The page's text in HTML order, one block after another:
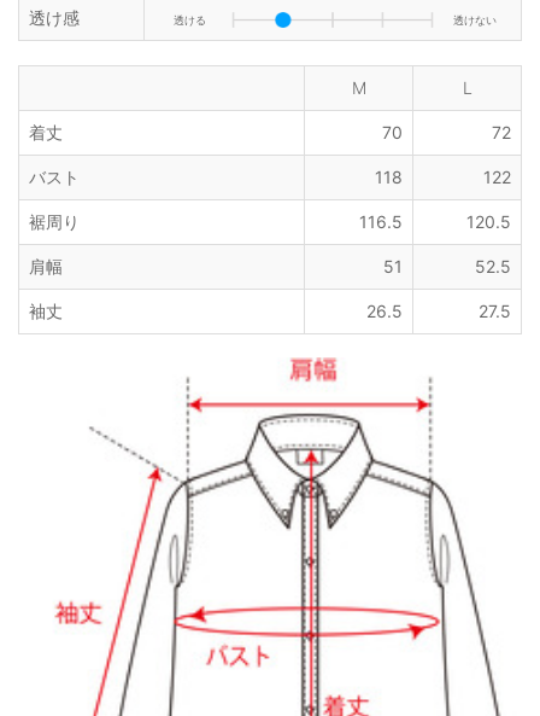
透け感 透ける 透けない
M L
着丈 70 72
バスト 118 122
裾周り 116.5 120.5
肩幅 51 52.5
袖丈 26.5 27.5